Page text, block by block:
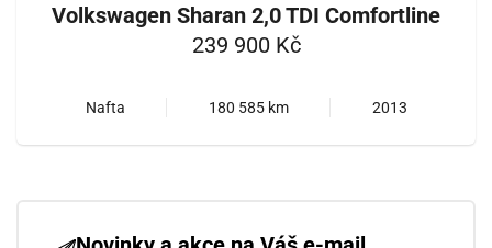
Volkswagen Sharan 2,0 TDI Comfortline
239 900 Kč
Nafta 180 585 km 2013